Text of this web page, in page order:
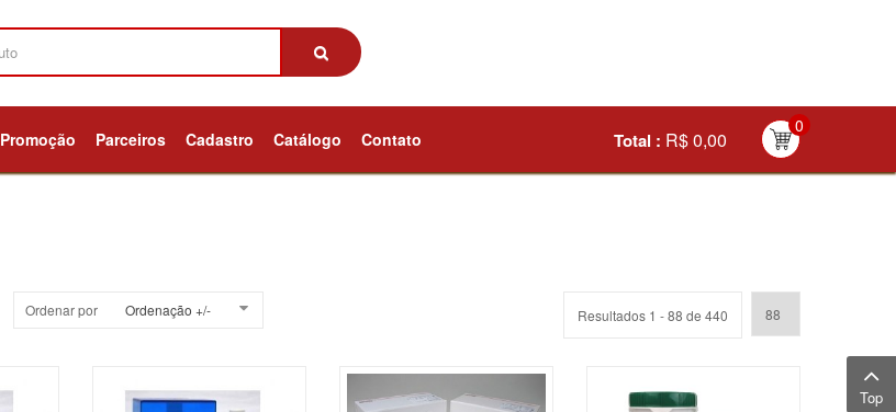
Promoção Parceiros Cadastro Catálogo Contato
0
Total : R$ 0,00
Ordenar por Ordenação +/- Resultados 1 - 88 de 440
Top